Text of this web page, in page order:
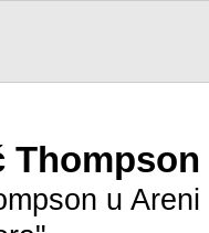
u Areni